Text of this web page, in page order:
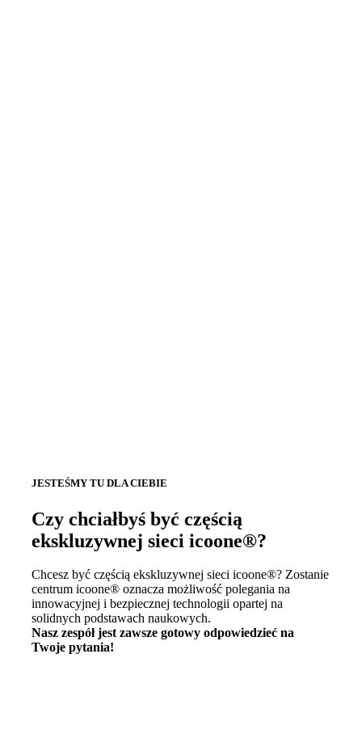
JESTEŚMY TU DLA CIEBIE
Czy chciałbyś być częścią
ekskluzywnej sieci icoone®?
Chcesz być częścią ekskluzywnej sieci icoone®? Zostanie
centrum icoone® oznacza możliwość polegania na
innowacyjnej i bezpiecznej technologii opartej na
solidnych podstawach naukowych.
Nasz zespół jest zawsze gotowy odpowiedzieć na
Twoje pytania!